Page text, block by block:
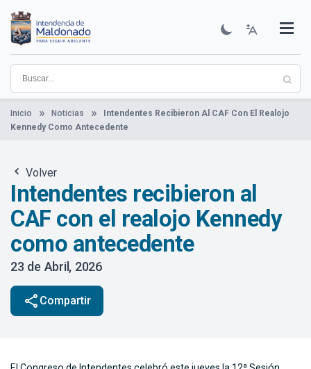
contenido
principal
Institucional
Municipios
Descubre Maldonado
Comunicación
Servicios
Guía De Trámites
Ver Noticias
Inicio Noticias
Intendentes Recibieron Al CAF Con El Realojo
Kennedy Como Antecedente
Volver
Intendentes recibieron al
CAF con el realojo Kennedy
como antecedente
23 de Abril, 2026
share Compartir